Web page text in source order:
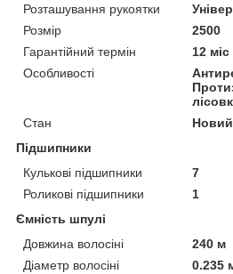
Розташування рукоятки
Розмір
2500
Гарантійний термін
12 міс
Особливості
Стан
Новий
Підшипники
Кулькові підшипники
7
Роликові підшипники
1
Ємність шпулі
Довжина волосіні
240 м
Діаметр волосіні
0.235